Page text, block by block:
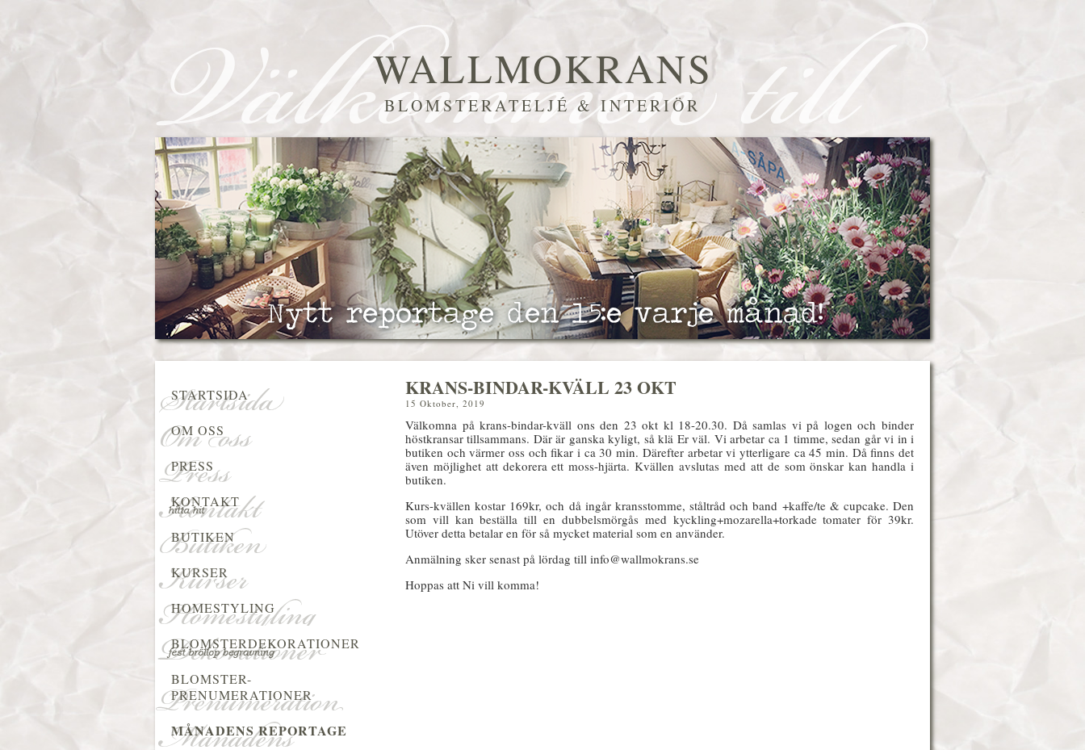
WALLMOKRANS
BLOMSTERATELJÉ & INTERIÖR
KRANS-BINDAR-KVÄLL 23 OKT
15 Oktober, 2019
Välkomna på krans-bindar-kväll ons den 23 okt kl 18-20.30. Då samlas vi på logen och binder
höstkransar tillsammans. Där är ganska kyligt, så klä Er väl. Vi arbetar ca 1 timme, sedan går vi in i
butiken och värmer oss och fikar i ca 30 min. Därefter arbetar vi ytterligare ca 45 min. Då finns det
även möjlighet att dekorera ett moss-hjärta. Kvällen avslutas med att de som önskar kan handla i
butiken.
Kurs-kvällen kostar 169kr, och då ingår kransstomme, ståltråd och band +kaffe/te & cupcake. Den
som vill kan beställa till en dubbelsmörgås med kyckling+mozarella+torkade tomater för 39kr.
Utöver detta betalar en för så mycket material som en använder.
Anmälning sker senast på lördag till info@wallmokrans.se
Hoppas att Ni vill komma!
STARTSIDA
OM OSS
PRESS
KONTAKT
BUTIKEN
KURSER
HOMESTYLING
BLOMSTERDEKORATIONER
BLOMSTER-
PRENUMERATIONER
MÅNADENS REPORTAGE